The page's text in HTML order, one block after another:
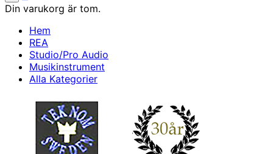
Din varukorg är tom.
Hem
REA
Studio/Pro Audio
Musikinstrument
Alla Kategorier